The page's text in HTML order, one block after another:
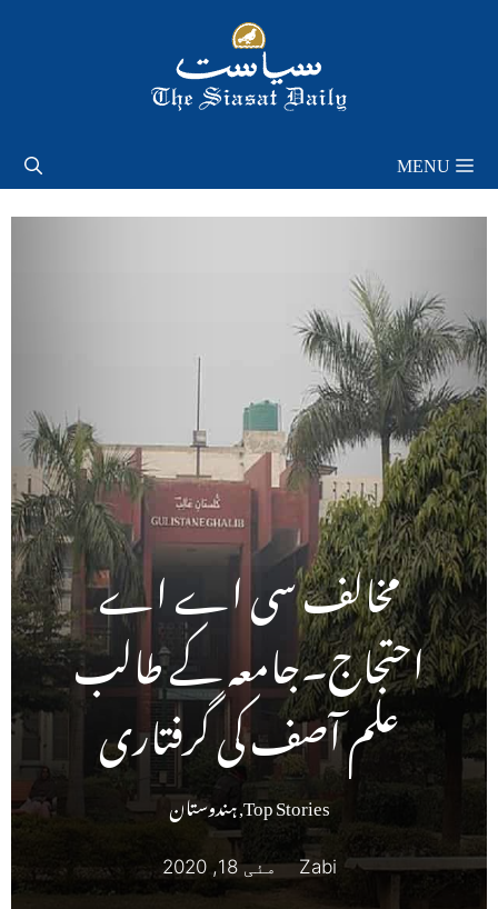
MENU
مخالف سی اے اے
احتجاج۔جامعہ کے طالب
علم آصف کی گرفتاری
Top Stories
,ہندوستان
Zabi مئی 18, 2020